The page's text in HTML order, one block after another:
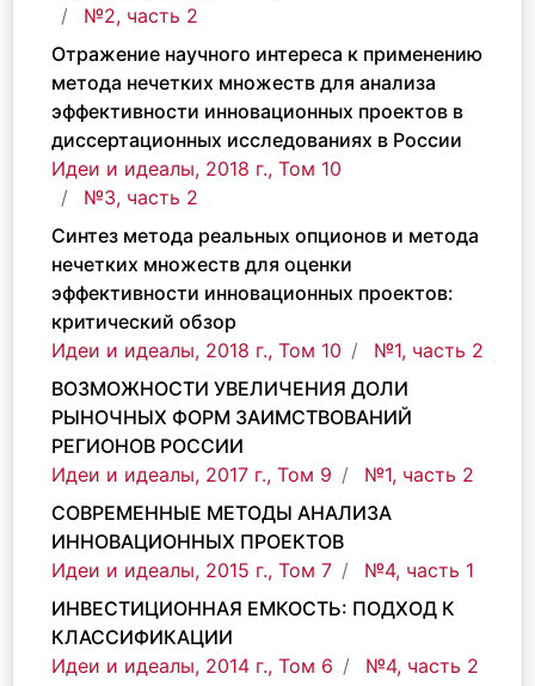
№2, часть 2
Отражение научного интереса к применению
метода нечетких множеств для анализа
эффективности инновационных проектов в
диссертационных исследованиях в России
Идеи и идеалы, 2018 г., Том 10
№3, часть 2
Синтез метода реальных опционов и метода
нечетких множеств для оценки
эффективности инновационных проектов:
критический обзор
Идеи и идеалы, 2018 г., Том 10
№1, часть 2
ВОЗМОЖНОСТИ УВЕЛИЧЕНИЯ ДОЛИ
РЫНОЧНЫХ ФОРМ ЗАИМСТВОВАНИЙ
РЕГИОНОВ РОССИИ
Идеи и идеалы, 2017 г., Том 9
№1, часть 2
СОВРЕМЕННЫЕ МЕТОДЫ АНАЛИЗА
ИННОВАЦИОННЫХ ПРОЕКТОВ
Идеи и идеалы, 2015 г., Том 7
№4, часть 1
ИНВЕСТИЦИОННАЯ ЕМКОСТЬ: ПОДХОД К
КЛАССИФИКАЦИИ
Идеи и идеалы, 2014 г., Том 6
№4, часть 2